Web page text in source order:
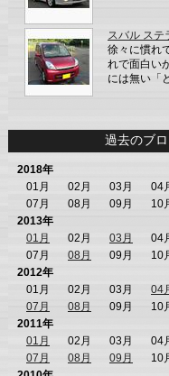
スバル ステ
徐々に慣れ
れで面白い
には無い「
過去のブ
2018年
01月
02月 03月 04
07月
08月 09月 10
2013年
01月
02月 03月 04
07月
08月 09月 10
2012年
01月
02月 03月 04
07月
08月 09月 10
2011年
01月
02月 03月 04
07月
08月 09月 10